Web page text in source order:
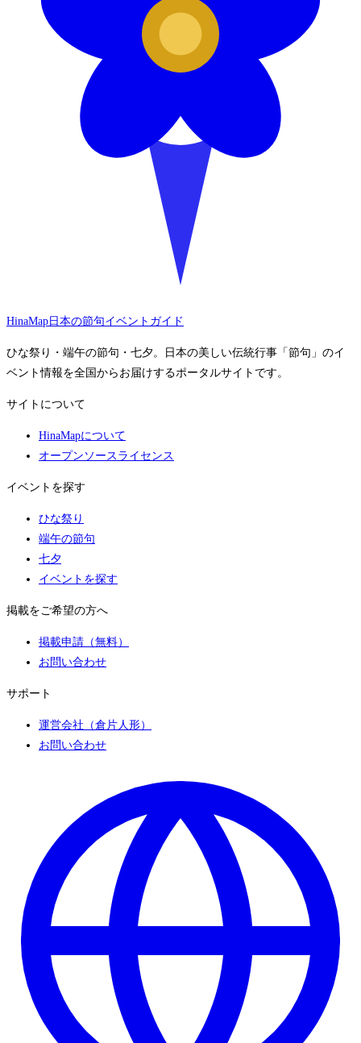
HinaMap日本の節句イベントガイド
ひな祭り・端午の節句・七夕。日本の美しい伝統行事「節句」のイ
ベント情報を全国からお届けするポータルサイトです。
サイトについて
HinaMapについて
オープンソースライセンス
イベントを探す
ひな祭り
端午の節句
七夕
イベントを探す
掲載をご希望の方へ
掲載申請（無料）
お問い合わせ
サポート
運営会社（倉片人形）
お問い合わせ